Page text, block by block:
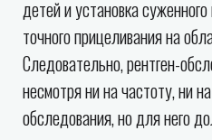
детей и установка
точного прицеливания на
Следовательно, рентген-
несмотря ни на частоту, ни
обследования, но для него